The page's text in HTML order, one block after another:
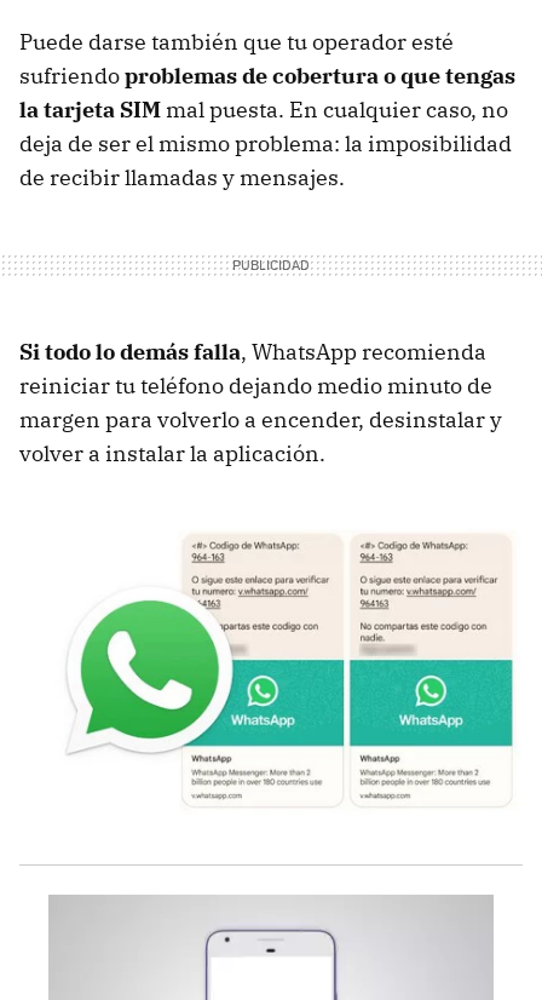
Puede darse también que tu operador esté
sufriendoproblemas de cobertura o que tengas
la tarjeta SIM mal puesta. En cualquier caso, no
deja de ser el mismo problema: la imposibilidad
de recibir llamadas y mensajes.
Si todo lo demás falla, WhatsApp recomienda
reiniciar tu teléfono dejando medio minuto de
margen para volverlo a encender, desinstalar y
volver a instalar la aplicación.